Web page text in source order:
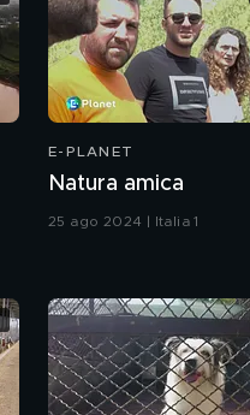
E-PLANET
Natura amica
25 ago 2024 | Italia 1